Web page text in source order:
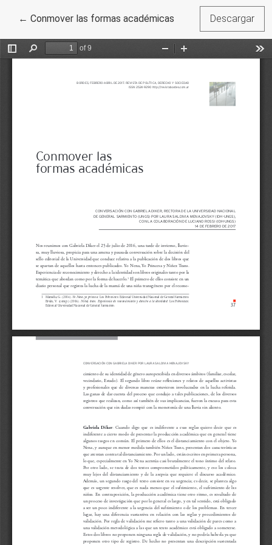
← Volver a los detalles del artículo
Conmover las formas académicas Descargar